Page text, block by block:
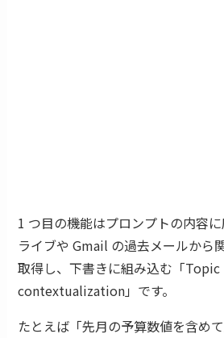
1 つ目の機能はプロンプトの内容
ライブや Gmail の過去メールから
取得し、下書きに組み込む「Topic
contextualization」です。
たとえば「先月の予算数値を含め